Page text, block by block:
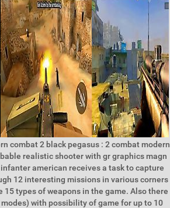
combat 2 black pegasus : 2 combat modern
realistic shooter with gr graphics magn
american receives a task to capture
12 interesting missions in various corners
15 types of weapons in the game. Also there
with possibility of game for up to 10